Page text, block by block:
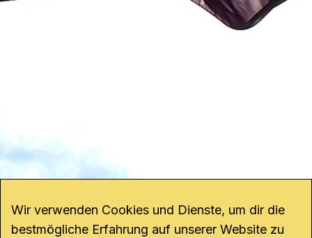
Wir verwenden Cookies und Dienste, um dir die
bestmögliche Erfahrung auf unserer Website zu